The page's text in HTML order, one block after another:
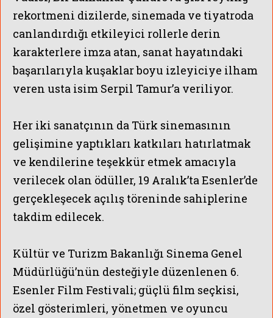
S SPORT TV
rekortmeni dizilerde, sinemada ve tiyatroda
canlandırdığı etkileyici rollerle derin
karakterlere imza atan, sanat hayatındaki
başarılarıyla kuşaklar boyu izleyiciye ilham
veren usta isim Serpil Tamur’a veriliyor.
Her iki sanatçının da Türk sinemasının
gelişimine yaptıkları katkıları hatırlatmak
ve kendilerine teşekkür etmek amacıyla
verilecek olan ödüller, 19 Aralık’ta Esenler’de
gerçekleşecek açılış töreninde sahiplerine
takdim edilecek.
Kültür ve Turizm Bakanlığı Sinema Genel
Müdürlüğü’nün desteğiyle düzenlenen 6.
Esenler Film Festivali; güçlü film seçkisi,
özel gösterimleri, yönetmen ve oyuncu